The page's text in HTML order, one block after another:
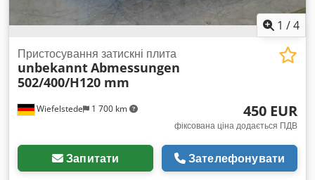
1 /4
Wiefelstede 1 700 km
Пристосування затискні плита
unbekanntAbmessungen
502/400/H120 mm
450 EUR
фіксована ціна додається ПДВ
Запитати Зателефонувати